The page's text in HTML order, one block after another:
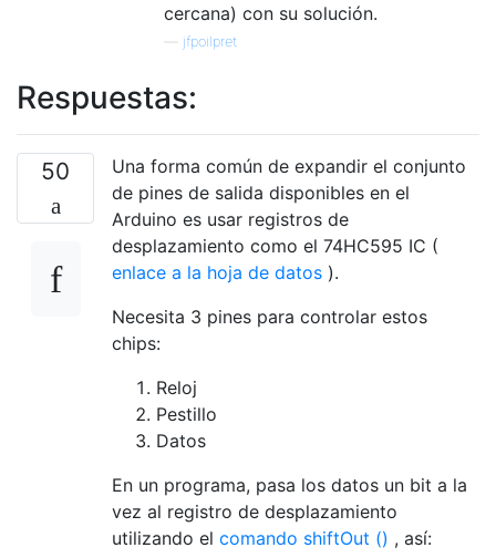
cercana) con su solución.
jfpoilpret
Respuestas:
50
Una forma común de expandir el conjunto
de pines de salida disponibles en el
Arduino es usar registros de
desplazamiento como el 74HC595 IC (
enlace a la hoja de datos ).
Necesita 3 pines para controlar estos
chips:
Reloj
Pestillo
Datos
En un programa, pasa los datos un bit a la
vez al registro de desplazamiento
utilizando el comando shiftOut () , así: